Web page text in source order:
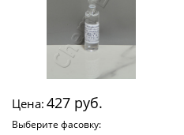
Цена: 427 руб.
Выберите фасовку: